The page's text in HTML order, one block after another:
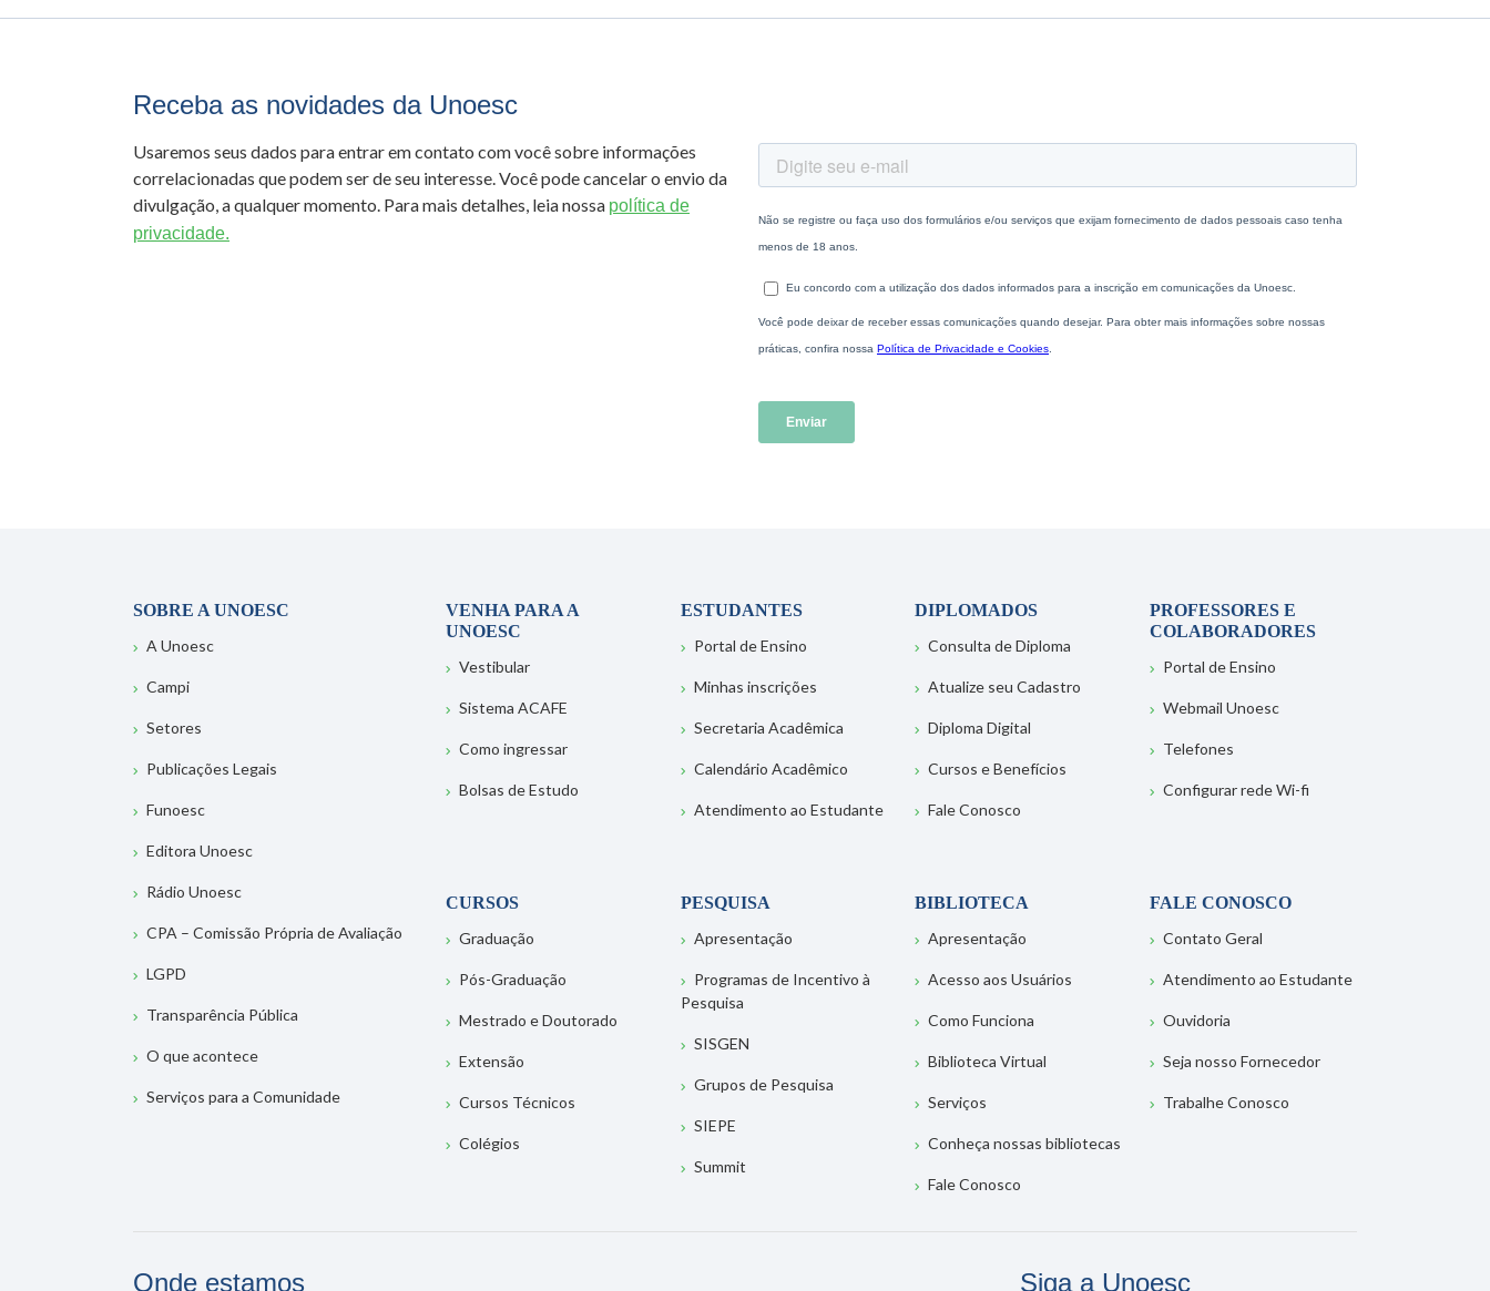
Receba as novidades da Unoesc
Usaremos seus dados para entrar em contato com você sobre informações
correlacionadas que podem ser de seu interesse. Você pode cancelar o envio da
divulgação, a qualquer momento. Para mais detalhes, leia nossa política de
privacidade.
SOBRE A UNOESC
A Unoesc
Campi
Setores
Publicações Legais
Funoesc
Editora Unoesc
Rádio Unoesc
CPA – Comissão Própria de Avaliação
LGPD
Transparência Pública
O que acontece
Serviços para a Comunidade
VENHA PARA A
UNOESC
Vestibular
Sistema ACAFE
Como ingressar
Bolsas de Estudo
ESTUDANTES
Portal de Ensino
Minhas inscrições
Secretaria Acadêmica
Calendário Acadêmico
Atendimento ao Estudante
DIPLOMADOS
Consulta de Diploma
Atualize seu Cadastro
Diploma Digital
Cursos e Benefícios
Fale Conosco
PROFESSORES E
COLABORADORES
Portal de Ensino
Webmail Unoesc
Telefones
Configurar rede Wi-fi
CURSOS
Graduação
Pós-Graduação
Mestrado e Doutorado
Extensão
Cursos Técnicos
Colégios
PESQUISA
Apresentação
Programas de Incentivo à
Pesquisa
SISGEN
Grupos de Pesquisa
SIEPE
Summit
BIBLIOTECA
Apresentação
Acesso aos Usuários
Como Funciona
Biblioteca Virtual
Serviços
Conheça nossas bibliotecas
Fale Conosco
FALE CONOSCO
Contato Geral
Atendimento ao Estudante
Ouvidoria
Seja nosso Fornecedor
Trabalhe Conosco
Onde estamos Siga a Unoesc